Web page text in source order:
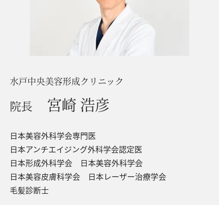
水戸中央美容形成クリニック
院長 宮崎 浩彦
日本美容外科学会専門医
日本アンチエイジング外科学会認定医
日本形成外科学会 日本美容外科学会
日本美容皮膚科学会 日本レーザー治療学会
毛髪診断士